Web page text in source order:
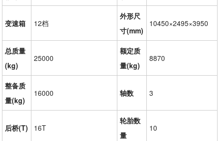
变速箱 12档
外形尺
寸(mm)
10450×2495×3950
总质量
(kg)
25000
额定质
量(kg)
8870
整备质
量(kg)
16000 轴数 3
后桥(T) 16T
轮胎数
量
10